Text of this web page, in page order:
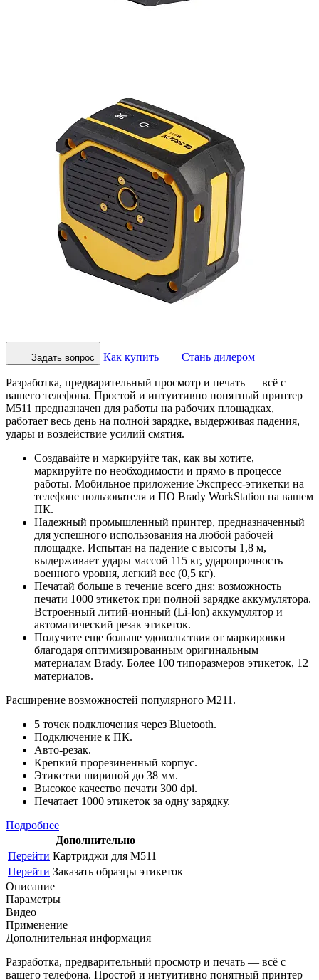
Задать вопрос Как купить Стань дилером
Разработка, предварительный просмотр и печать — всё с
вашего телефона. Простой и интуитивно понятный принтер
M511 предназначен для работы на рабочих площадках,
работает весь день на полной зарядке, выдерживая падения,
удары и воздействие усилий смятия.
Создавайте и маркируйте так, как вы хотите,
маркируйте по необходимости и прямо в процессе
работы. Мобильное приложение Экспресс-этикетки на
телефоне пользователя и ПО Brady WorkStation на вашем
ПК.
Надежный промышленный принтер, предназначенный
для успешного использования на любой рабочей
площадке. Испытан на падение с высоты 1,8 м,
выдерживает удары массой 115 кг, ударопрочность
военного уровня, легкий вес (0,5 кг).
Печатай больше в течение всего дня: возможность
печати 1000 этикеток при полной зарядке аккумулятора.
Встроенный литий-ионный (Li-Ion) аккумулятор и
автоматический резак этикеток.
Получите еще больше удовольствия от маркировки
благодаря оптимизированным оригинальным
материалам Brady. Более 100 типоразмеров этикеток, 12
материалов.
Расширение возможностей популярного M211.
5 точек подключения через Bluetooth.
Подключение к ПК.
Авто-резак.
Крепкий прорезиненный корпус.
Этикетки шириной до 38 мм.
Высокое качество печати 300 dpi.
Печатает 1000 этикеток за одну зарядку.
Подробнее
Дополнительно
Перейти Картриджи для M511
Перейти Заказать образцы этикеток
Описание
Параметры
Видео
Применение
Дополнительная информация
Разработка, предварительный просмотр и печать — всё с
вашего телефона. Простой и интуитивно понятный принтер